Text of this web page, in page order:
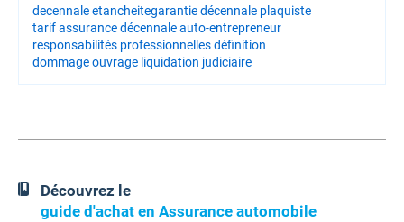
decennale etancheitegarantie décennale plaquiste
tarif assurance décennale auto-entrepreneur
responsabilités professionnelles définition
dommage ouvrage liquidation judiciaire
Découvrez le
guide d'achat en Assurance automobile